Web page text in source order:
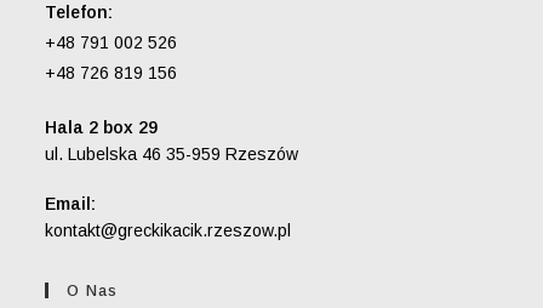
Telefon:
+48 791 002 526
+48 726 819 156
Hala 2 box 29
ul. Lubelska 46 35-959 Rzeszów
Email:
kontakt@greckikacik.rzeszow.pl
O Nas